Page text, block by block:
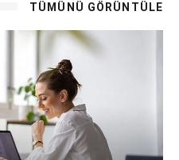
TÜMÜNÜ GÖRÜNTÜLE